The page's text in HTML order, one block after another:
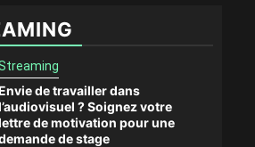
de travailler dans
? Soignez votre
de motivation pour une
de stage